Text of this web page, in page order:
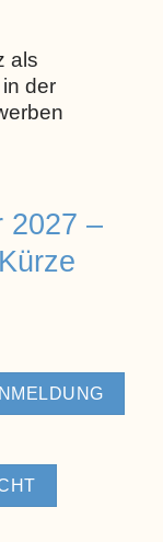
als
der
2027 –